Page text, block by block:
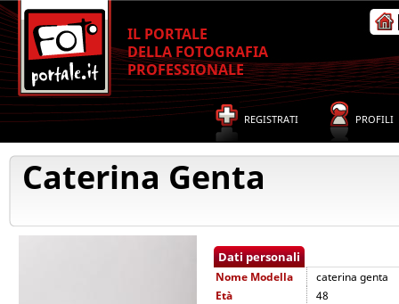
IL PORTALE
DELLA FOTOGRAFIA
PROFESSIONALE
REGISTRATI PROFILI
Caterina Genta
Dati personali
Nome Modella
caterina genta
Età
48